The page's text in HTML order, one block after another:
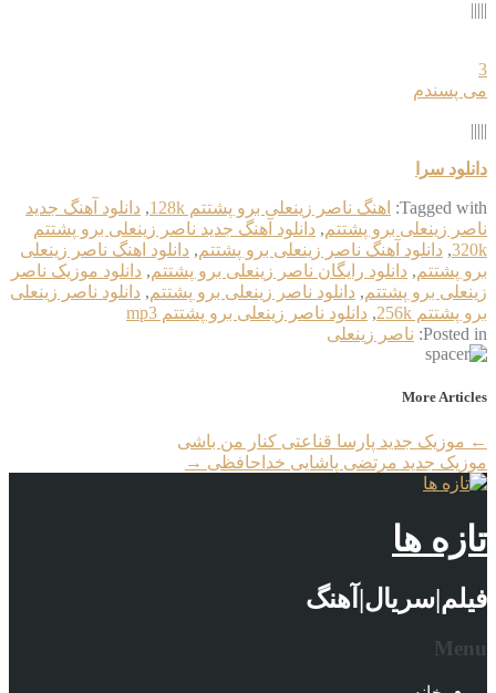
|||||
3
می پسندم
|||||
دانلود سرا
Tagged with: اهنگ ناصر زینعلی برو پشتتم 128k , دانلود آهنگ جدید
ناصر زینعلی برو پشتتم, دانلود آهنگ جدید ناصر زینعلی برو پشتتم
320k
, دانلود آهنگ ناصر زینعلی برو پشتتم, دانلود اهنگ ناصر زینعلی
برو پشتتم, دانلود رایگان ناصر زینعلی برو پشتتم, دانلود موزیک ناصر
زینعلی برو پشتتم, دانلود ناصر زینعلی برو پشتتم, دانلود ناصر زینعلی
برو پشتتم 256k
, دانلود ناصر زینعلی برو پشتتم mp3
Posted in: ناصر زینعلی
More Articles
← موزیک جدید پارسا قناعتی کنار من باشی
موزیک جدید مرتضی پاشایی خداحافظی →
تازه ها
فیلم|سریال|آهنگ
Menu